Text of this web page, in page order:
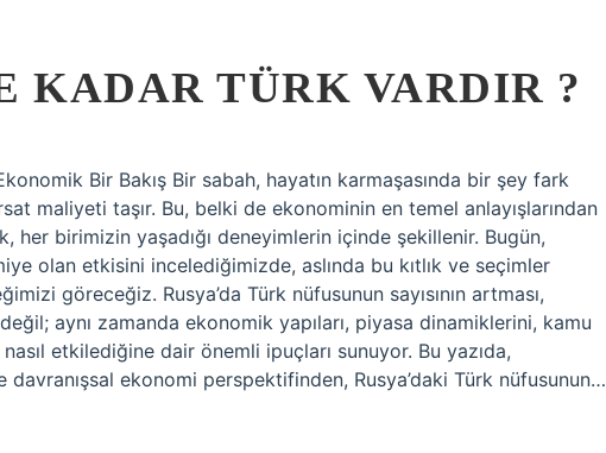
KADAR TÜRK VARDIR ?
Bir Bakış Bir sabah, hayatın karmaşasında bir şey fark
maliyeti taşır. Bu, belki de ekonominin en temel anlayışlarından
her birimizin yaşadığı deneyimlerin içinde şekillenir. Bugün,
olan etkisini incelediğimizde, aslında bu kıtlık ve seçimler
göreceğiz. Rusya’da Türk nüfusunun sayısının artması,
aynı zamanda ekonomik yapıları, piyasa dinamiklerini, kamu
etkilediğine dair önemli ipuçları sunuyor. Bu yazıda,
ekonomi perspektifinden, Rusya’daki Türk nüfusunun…